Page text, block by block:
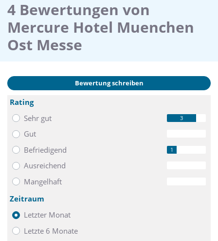
4 Bewertungen von
Mercure Hotel Muenchen
Ost Messe
Bewertung schreiben
Rating
Sehr gut
3
Gut
Befriedigend 1
Ausreichend
Mangelhaft
Zeitraum
Letzter Monat
Letzte 6 Monate